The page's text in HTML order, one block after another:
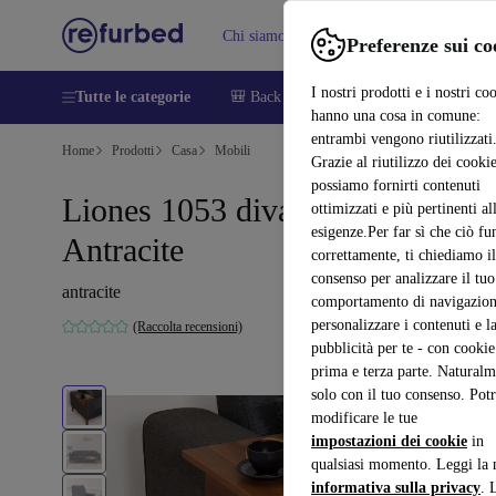
Preferenze sui
I nostri prodotti e i nostri
hanno una cosa in comune:
entrambi vengono riutilizzati.
Grazie al riutilizzo dei
possiamo fornirti contenuti
ottimizzati e più pertinenti
esigenze.Per far sì che ciò
correttamente, ti chiediamo il
consenso per analizzare il tuo
comportamento di
personalizzare i contenuti e la
pubblicità per te - con
prima e terza parte.
solo con il tuo consenso.
modificare le tue
impostazioni dei cookie in
qualsiasi momento. Leggi la
informativa sulla privacy.
Chi siamo Vendere Assistenza
Tutte le categorie 🎒 Back to school Smartphone
Home Prodotti Casa Mobili
Liones 1053 divano letto set
Antracite
antracite
(Raccolta recensioni)